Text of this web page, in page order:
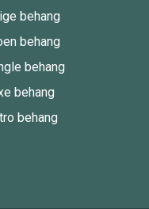
behang
behang
behang
behang
behang